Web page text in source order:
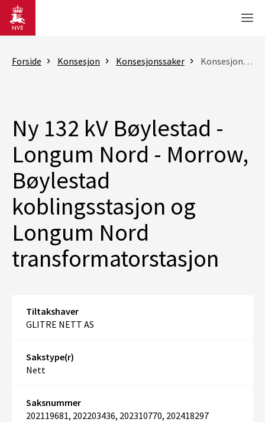
Gå til hovedinnhold
Forside Konsesjon Konsesjonssaker Konsesjonssak
Ny 132 kV Bøylestad -
Longum Nord - Morrow,
Bøylestad
koblingsstasjon og
Longum Nord
transformatorstasjon
Tiltakshaver
GLITRE NETT AS
Sakstype(r)
Nett
Saksnummer
202119681, 202203436, 202310770, 202418297